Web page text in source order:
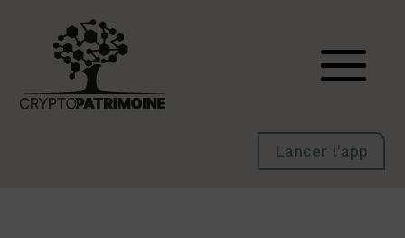
Lancer l'app